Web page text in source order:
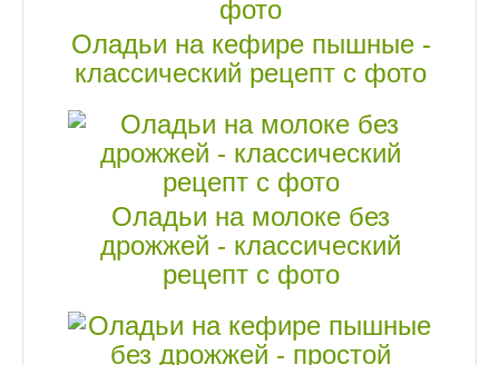
Оладьи на кефире пышные -
классический рецепт с фото
Оладьи на молоке без
дрожжей - классический
рецепт с фото